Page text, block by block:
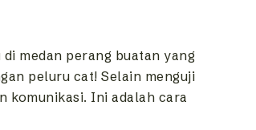
medan perang buatan yang
peluru cat! Selain menguji
komunikasi. Ini adalah cara